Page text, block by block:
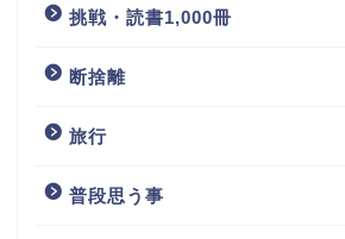
挑戦・読書1,000冊
断捨離
旅行
普段思う事